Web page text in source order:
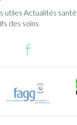
utiles Actualités santé
des soins